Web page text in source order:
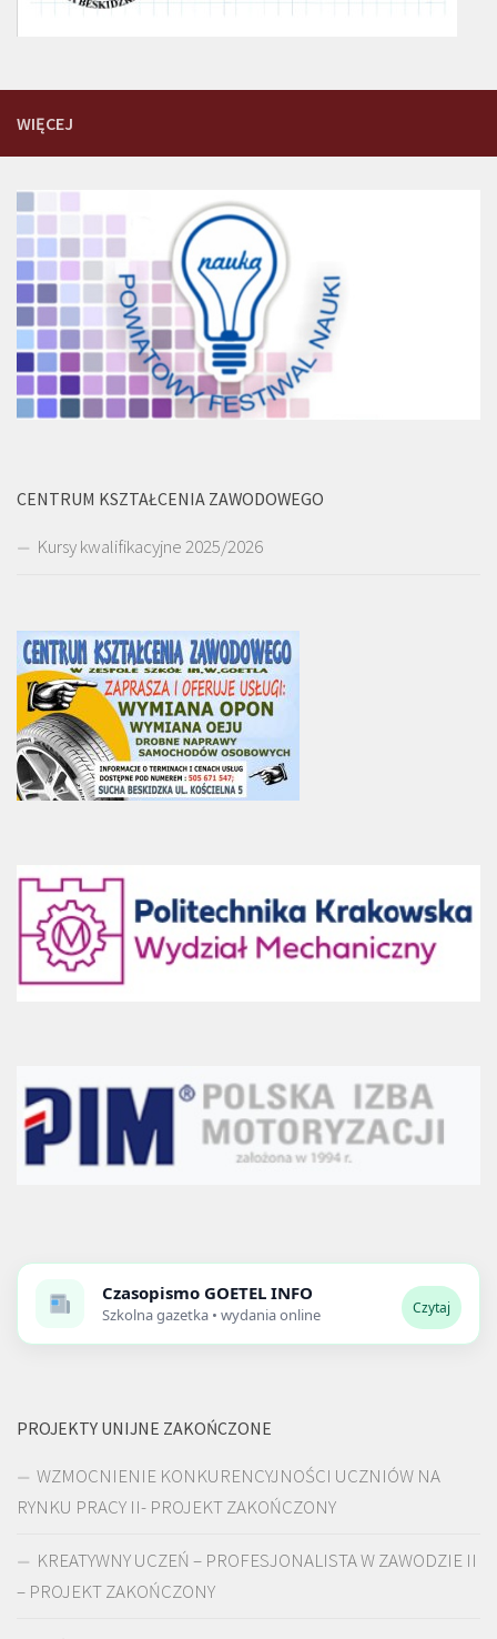
WIĘCEJ
CENTRUM KSZTAŁCENIA ZAWODOWEGO
Kursy kwalifikacyjne 2025/2026
Czasopismo GOETEL INFO
Szkolna gazetka • wydania online Czytaj
PROJEKTY UNIJNE ZAKOŃCZONE
WZMOCNIENIE KONKURENCYJNOŚCI UCZNIÓW NA
RYNKU PRACY II- PROJEKT ZAKOŃCZONY
KREATYWNY UCZEŃ – PROFESJONALISTA W ZAWODZIE II
– PROJEKT ZAKOŃCZONY